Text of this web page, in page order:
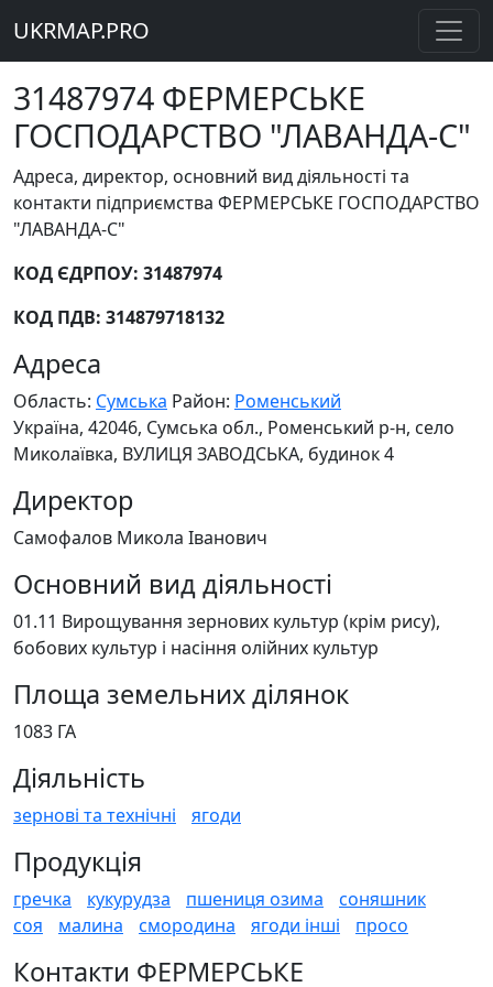
UKRMAP.PRO
31487974 ФЕРМЕРСЬКЕ
ГОСПОДАРСТВО "ЛАВАНДА-С"
Адреса, директор, основний вид діяльності та
контакти підприємства ФЕРМЕРСЬКЕ ГОСПОДАРСТВО
"ЛАВАНДА-С"
КОД ЄДРПОУ: 31487974
КОД ПДВ: 314879718132
Адреса
Область: Сумська Район: Роменський
Україна, 42046, Сумська обл., Роменський р-н, село
Миколаївка, ВУЛИЦЯ ЗАВОДСЬКА, будинок 4
Директор
Самофалов Микола Іванович
Основний вид діяльності
01.11 Вирощування зернових культур (крім рису),
бобових культур і насіння олійних культур
Площа земельних ділянок
1083 ГА
Діяльність
зернові та технічні ягоди
Продукція
гречка кукурудза пшениця озима
соняшник
соя
малина смородина ягоди інші просо
Контакти ФЕРМЕРСЬКЕ